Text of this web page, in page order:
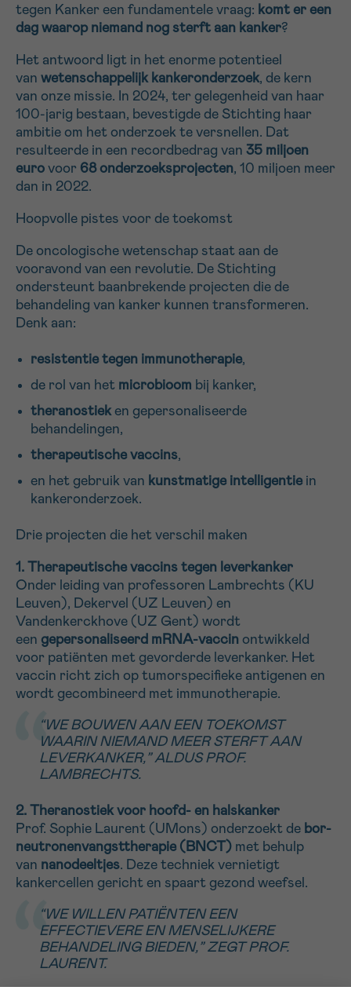
tegen Kanker een fundamentele vraag: komt er een
dag waarop niemand nog sterft aan kanker?
Het antwoord ligt in het enorme potentieel
van wetenschappelijk kankeronderzoek, de kern
van onze missie. In 2024, ter gelegenheid van haar
100-jarig bestaan, bevestigde de Stichting haar
ambitie om het onderzoek te versnellen. Dat
resulteerde in een recordbedrag van 35 miljoen
euro voor 68 onderzoeksprojecten, 10 miljoen meer
dan in 2022.
Hoopvolle pistes voor de toekomst
De oncologische wetenschap staat aan de
vooravond van een revolutie. De Stichting
ondersteunt baanbrekende projecten die de
behandeling van kanker kunnen transformeren.
Denk aan:
resistentie tegen immunotherapie,
de rol van het microbioom bij kanker,
theranostieken gepersonaliseerde
behandelingen,
therapeutische vaccins,
en het gebruik van kunstmatige intelligentiein
kankeronderzoek.
Drie projecten die het verschil maken
1. Therapeutische vaccins tegen leverkanker
Onder leiding van professoren Lambrechts (KU
Leuven), Dekervel (UZ Leuven) en
Vandenkerckhove (UZ Gent) wordt
een gepersonaliseerd mRNA-vaccin ontwikkeld
voor patiënten met gevorderde leverkanker. Het
vaccin richt zich op tumorspecifieke antigenen en
wordt gecombineerd met immunotherapie.
“WE BOUWEN AAN EEN TOEKOMST
WAARIN NIEMAND MEER STERFT AAN
LEVERKANKER,” ALDUS PROF.
LAMBRECHTS.
2. Theranostiek voor hoofd- en halskanker
Prof. Sophie Laurent (UMons) onderzoekt de bor-
neutronenvangsttherapie (BNCT) met behulp
van nanodeeltjes. Deze techniek vernietigt
kankercellen gericht en spaart gezond weefsel.
“WE WILLEN PATIËNTEN EEN
EFFECTIEVERE EN MENSELIJKERE
BEHANDELING BIEDEN,” ZEGT PROF.
LAURENT.
VOORNAAM
EMAIL
Ja, stuur mij de nieuwsbrief
Ik aanvaard de
Verder